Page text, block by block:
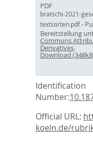
PDF
bratschi-2021-
textsorten.pdf-
Bereitstellung
Commons
Derivatives.
Download
Identification
Number:
Official URL:
koeln.de/